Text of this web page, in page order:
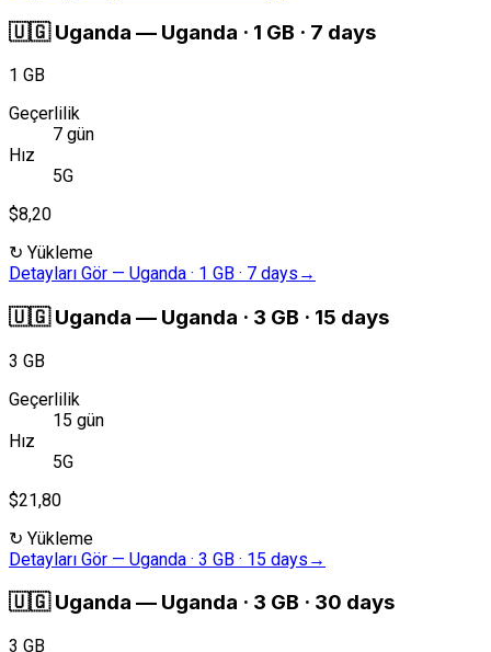
🇺🇬 Uganda — Uganda · 1 GB · 7 days
1 GB
Geçerlilik
7 gün
Hız
5G
$8,20
↻ Yükleme
Detayları Gör — Uganda · 1 GB · 7 days →
🇺🇬 Uganda — Uganda · 3 GB · 15 days
3 GB
Geçerlilik
15 gün
Hız
5G
$21,80
↻ Yükleme
Detayları Gör — Uganda · 3 GB · 15 days →
🇺🇬 Uganda — Uganda · 3 GB · 30 days
3 GB